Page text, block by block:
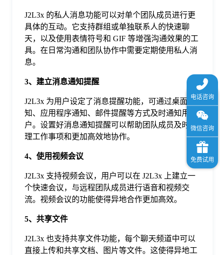
J2L3x 的私人消息功能可以对单个团队成员进行更
具体的互动。它支持群组或单独联系人的快速聊
天，以及使用表情符号和 GIF 等增强沟通效果的工
具。在日常沟通和团队协作中需要定期使用私人消
息。
3、建立消息通知提醒
J2L3x 为用户设定了消息提醒功能，可通过桌面通
知、应用程序通知、邮件提醒等方式及时通知用
户。设置好消息通知提醒可以帮助团队成员及时处
理工作事项和更加高效地协作。
4、使用视频会议
J2L3x 支持视频会议，用户可以在 J2L3x 上建立一
个快速会议，与远程团队成员进行语音和视频交
流。视频会议的功能使得异地合作更加高效。
5、共享文件
J2L3x 也支持共享文件功能，每个聊天频道中可以
直接上传和共享文档、图片等文件。这使得异地工